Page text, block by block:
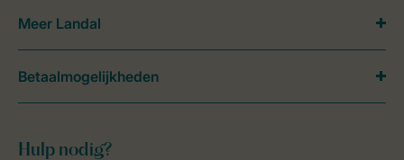
Hulp nodig?
Meer Landal
Betaalmogelijkheden